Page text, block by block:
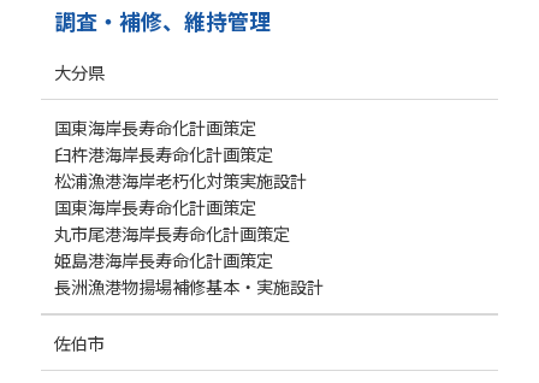
調査・補修、維持管理
大分県
国東海岸長寿命化計画策定
臼杵港海岸長寿命化計画策定
松浦漁港海岸老朽化対策実施設計
国東海岸長寿命化計画策定
丸市尾港海岸長寿命化計画策定
姫島港海岸長寿命化計画策定
長洲漁港物揚場補修基本・実施設計
佐伯市